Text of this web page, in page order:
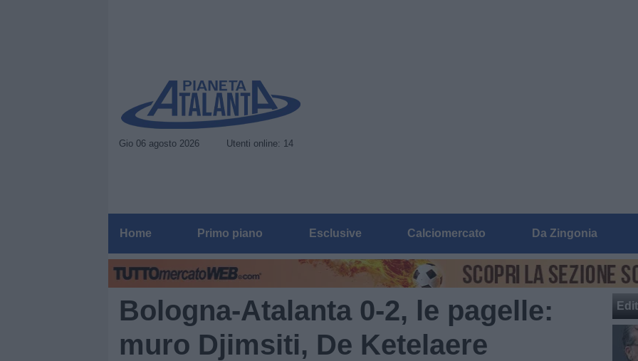
Gio 06 agosto 2026 Utenti online: 14
Home Primo piano Esclusive Calciomercato Da Zingonia
Bologna-Atalanta 0-2, le pagelle:
muro Djimsiti, De Ketelaere